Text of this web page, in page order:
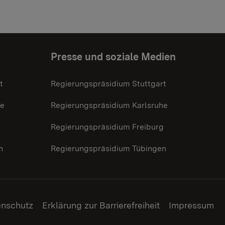
Presse und soziale Medien
Regierungspräsidium Stuttgart
Regierungspräsidium Karlsruhe
Regierungspräsidium Freiburg
Regierungspräsidium Tübingen
Erklärung zur Barrierefreiheit Impressum